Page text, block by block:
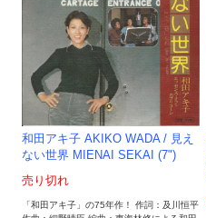
和田アキ子 AKIKO WADA / 見え
ない世界 MIENAI SEKAI (7")
売り切れ
「和田アキ子」の75年作！ 作詞：及川恒平